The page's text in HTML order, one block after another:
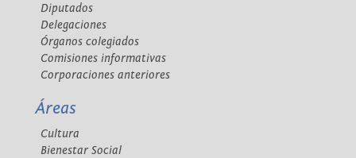
Diputados
Delegaciones
Órganos colegiados
Comisiones informativas
Corporaciones anteriores
Áreas
Cultura
Bienestar Social